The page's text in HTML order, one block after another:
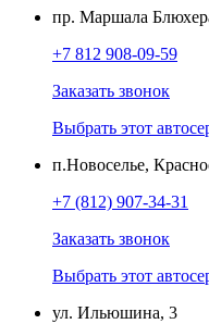
пр. Маршала
+7 812 908-09-59
Заказать звонок
Выбрать этот
п.Новоселье,
+7 (812) 907-34-31
Заказать звонок
Выбрать этот
ул. Ильюшина, 3